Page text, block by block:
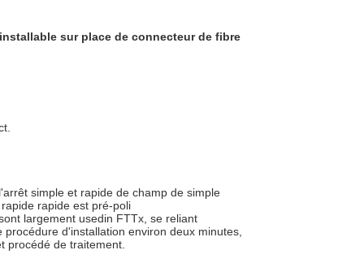
sur place de connecteur de fibre
simple et rapide de champ de simple
rapide est pré-poli
largement usedin FTTx, se reliant
d'installation environ deux minutes,
procédé de traitement.